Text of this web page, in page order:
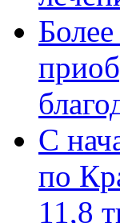
С
по
11,8